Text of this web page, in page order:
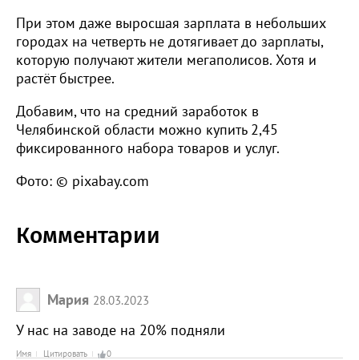
При этом даже выросшая зарплата в небольших
городах на четверть не дотягивает до зарплаты,
которую получают жители мегаполисов. Хотя и
растёт быстрее.
Добавим, что на средний заработок в
Челябинской области можно купить 2,45
фиксированного набора товаров и услуг.
Фото: © pixabay.com
Комментарии
Мария 28.03.2023
У нас на заводе на 20% подняли
Имя Цитировать 0